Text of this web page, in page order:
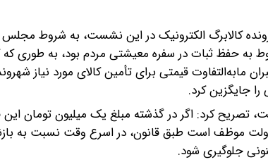
کالابرگ‌ الکترونیک در این نشست، به شروط
حفظ ثبات در سفره معیشتی مردم بود، به طوری که
قیمتی برای تأمین کالای مورد نیاز
جایگزین کرد.
تصریح کرد: اگر در گذشته مبلغ یک میلیون تومان
موظف است طبق قانون، در اسرع وقت نسبت به
جلوگیری شود.